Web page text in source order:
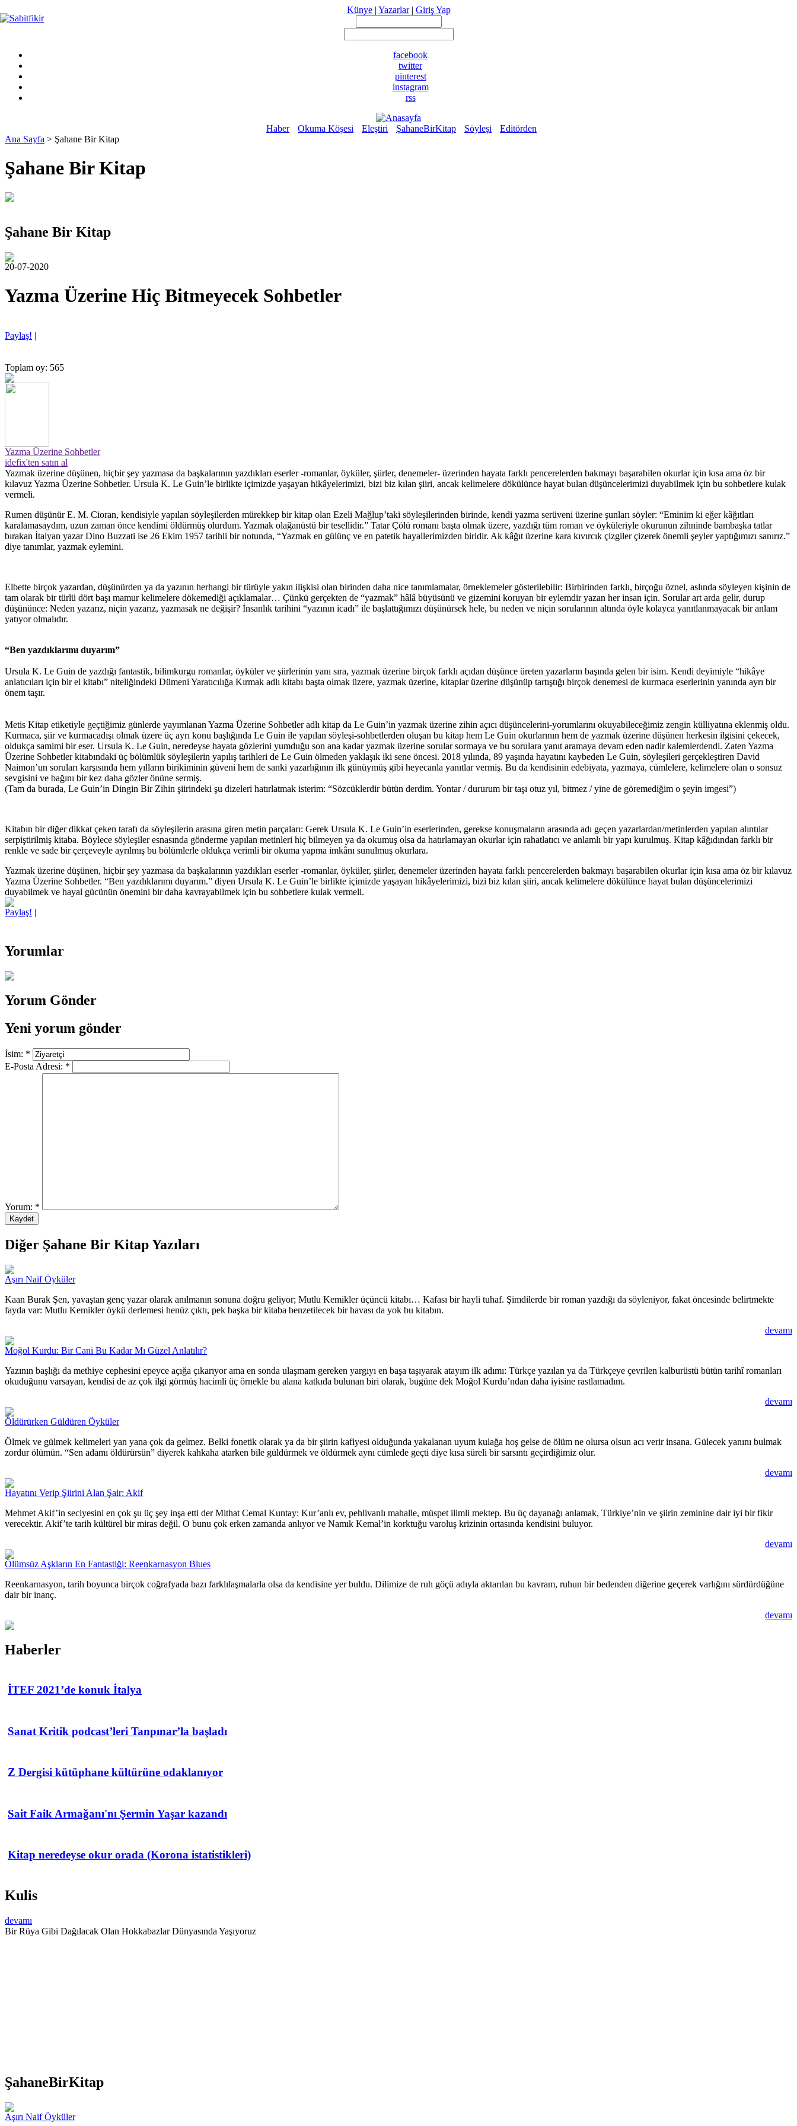
Künye| Yazarlar| Giriş Yap
facebook
twitter
pinterest
instagram
rss
Haber Okuma Köşesi Eleştiri ŞahaneBirKitap Söyleşi
Editörden
Ana Sayfa > Şahane Bir Kitap
Şahane Bir Kitap
Şahane Bir Kitap
20-07-2020
Yazma Üzerine Hiç Bitmeyecek Sohbetler
Paylaş! |
Toplam oy: 565
Yazma Üzerine Sohbetler
idefix'ten satın al
Yazmak üzerine düşünen, hiçbir şey yazmasa da başkalarının yazdıkları eserler -romanlar, öyküler, şiirler, denemeler- üzerinden hayata farklı pencerelerden bakmayı başarabilen okurlar için kısa ama öz bir
kılavuz Yazma Üzerine Sohbetler. Ursula K. Le Guin’le birlikte içimizde yaşayan hikâyelerimizi, bizi biz kılan şiiri, ancak kelimelere dökülünce hayat bulan düşüncelerimizi duyabilmek için bu sohbetlere kulak
vermeli.
Rumen düşünür E. M. Cioran, kendisiyle yapılan söyleşilerden mürekkep bir kitap olan Ezeli Mağlup’taki söyleşilerinden birinde, kendi yazma serüveni üzerine şunları söyler: “Eminim ki eğer kâğıtları
karalamasaydım, uzun zaman önce kendimi öldürmüş olurdum. Yazmak olağanüstü bir tesellidir.” Tatar Çölü romanı başta olmak üzere, yazdığı tüm roman ve öyküleriyle okurunun zihninde bambaşka tatlar
bırakan İtalyan yazar Dino Buzzati ise 26 Ekim 1957 tarihli bir notunda, “Yazmak en gülünç ve en patetik hayallerimizden biridir. Ak kâğıt üzerine kara kıvırcık çizgiler çizerek önemli şeyler yaptığımızı sanırız.”
diye tanımlar, yazmak eylemini.
Elbette birçok yazardan, düşünürden ya da yazının herhangi bir türüyle yakın ilişkisi olan birinden daha nice tanımlamalar, örneklemeler gösterilebilir: Birbirinden farklı, birçoğu öznel, aslında söyleyen kişinin de
tam olarak bir türlü dört başı mamur kelimelere dökemediği açıklamalar… Çünkü gerçekten de “yazmak” hâlâ büyüsünü ve gizemini koruyan bir eylemdir yazan her insan için. Sorular art arda gelir, durup
düşününce: Neden yazarız, niçin yazarız, yazmasak ne değişir? İnsanlık tarihini “yazının icadı” ile başlattığımızı düşünürsek hele, bu neden ve niçin sorularının altında öyle kolayca yanıtlanmayacak bir anlam
yatıyor olmalıdır.
“Ben yazdıklarımı duyarım”
Ursula K. Le Guin de yazdığı fantastik, bilimkurgu romanlar, öyküler ve şiirlerinin yanı sıra, yazmak üzerine birçok farklı açıdan düşünce üreten yazarların başında gelen bir isim. Kendi deyimiyle “hikâye
anlatıcıları için bir el kitabı” niteliğindeki Dümeni Yaratıcılığa Kırmak adlı kitabı başta olmak üzere, yazmak üzerine, kitaplar üzerine düşünüp tartıştığı birçok denemesi de kurmaca eserlerinin yanında ayrı bir
önem taşır.
Metis Kitap etiketiyle geçtiğimiz günlerde yayımlanan Yazma Üzerine Sohbetler adlı kitap da Le Guin’in yazmak üzerine zihin açıcı düşüncelerini-yorumlarını okuyabileceğimiz zengin külliyatına eklenmiş oldu.
Kurmaca, şiir ve kurmacadışı olmak üzere üç ayrı konu başlığında Le Guin ile yapılan söyleşi-sohbetlerden oluşan bu kitap hem Le Guin okurlarının hem de yazmak üzerine düşünen herkesin ilgisini çekecek,
oldukça samimi bir eser. Ursula K. Le Guin, neredeyse hayata gözlerini yumduğu son ana kadar yazmak üzerine sorular sormaya ve bu sorulara yanıt aramaya devam eden nadir kalemlerdendi. Zaten Yazma
Üzerine Sohbetler kitabındaki üç bölümlük söyleşilerin yapılış tarihleri de Le Guin ölmeden yaklaşık iki sene öncesi. 2018 yılında, 89 yaşında hayatını kaybeden Le Guin, söyleşileri gerçekleştiren David
Naimon’un soruları karşısında hem yılların birikiminin güveni hem de sanki yazarlığının ilk günüymüş gibi heyecanla yanıtlar vermiş. Bu da kendisinin edebiyata, yazmaya, cümlelere, kelimelere olan o sonsuz
sevgisini ve bağını bir kez daha gözler önüne sermiş.
(Tam da burada, Le Guin’in Dingin Bir Zihin şiirindeki şu dizeleri hatırlatmak isterim: “Sözcüklerdir bütün derdim. Yontar / dururum bir taşı otuz yıl, bitmez / yine de göremediğim o şeyin imgesi”)
Kitabın bir diğer dikkat çeken tarafı da söyleşilerin arasına giren metin parçaları: Gerek Ursula K. Le Guin’in eserlerinden, gerekse konuşmaların arasında adı geçen yazarlardan/metinlerden yapılan alıntılar
serpiştirilmiş kitaba. Böylece söyleşiler esnasında gönderme yapılan metinleri hiç bilmeyen ya da okumuş olsa da hatırlamayan okurlar için rahatlatıcı ve anlamlı bir yapı kurulmuş. Kitap kâğıdından farklı bir
renkle ve sade bir çerçeveyle ayrılmış bu bölümlerle oldukça verimli bir okuma yapma imkânı sunulmuş okurlara.
Yazmak üzerine düşünen, hiçbir şey yazmasa da başkalarının yazdıkları eserler -romanlar, öyküler, şiirler, denemeler üzerinden hayata farklı pencerelerden bakmayı başarabilen okurlar için kısa ama öz bir kılavuz
Yazma Üzerine Sohbetler. “Ben yazdıklarımı duyarım.” diyen Ursula K. Le Guin’le birlikte içimizde yaşayan hikâyelerimizi, bizi biz kılan şiiri, ancak kelimelere dökülünce hayat bulan düşüncelerimizi
duyabilmek ve hayal gücünün önemini bir daha kavrayabilmek için bu sohbetlere kulak vermeli.
Paylaş! |
Yorumlar
Yorum Gönder
Yeni yorum gönder
İsim: *
E-Posta Adresi: *
Yorum: *
Diğer Şahane Bir Kitap Yazıları
Aşırı Naif Öyküler
Kaan Burak Şen, yavaştan genç yazar olarak anılmanın sonuna doğru geliyor; Mutlu Kemikler üçüncü kitabı… Kafası bir hayli tuhaf. Şimdilerde bir roman yazdığı da söyleniyor, fakat öncesinde belirtmekte
fayda var: Mutlu Kemikler öykü derlemesi henüz çıktı, pek başka bir kitaba benzetilecek bir havası da yok bu kitabın.
devamı
Moğol Kurdu: Bir Cani Bu Kadar Mı Güzel Anlatılır?
Yazının başlığı da methiye cephesini epeyce açığa çıkarıyor ama en sonda ulaşmam gereken yargıyı en başa taşıyarak atayım ilk adımı: Türkçe yazılan ya da Türkçeye çevrilen kalburüstü bütün tarihî romanları
okuduğunu varsayan, kendisi de az çok ilgi görmüş hacimli üç örnekle bu alana katkıda bulunan biri olarak, bugüne dek Moğol Kurdu’ndan daha iyisine rastlamadım.
devamı
Öldürürken Güldüren Öyküler
Ölmek ve gülmek kelimeleri yan yana çok da gelmez. Belki fonetik olarak ya da bir şiirin kafiyesi olduğunda yakalanan uyum kulağa hoş gelse de ölüm ne olursa olsun acı verir insana. Gülecek yanını bulmak
zordur ölümün. “Sen adamı öldürürsün” diyerek kahkaha atarken bile güldürmek ve öldürmek aynı cümlede geçti diye kısa süreli bir sarsıntı geçirdiğimiz olur.
devamı
Hayatını Verip Şiirini Alan Şair: Akif
Mehmet Akif’in seciyesini en çok şu üç şey inşa etti der Mithat Cemal Kuntay: Kur’anlı ev, pehlivanlı mahalle, müspet ilimli mektep. Bu üç dayanağı anlamak, Türkiye’nin ve şiirin zeminine dair iyi bir fikir
verecektir. Akif’te tarih kültürel bir miras değil. O bunu çok erken zamanda anlıyor ve Namık Kemal’in korktuğu varoluş krizinin ortasında kendisini buluyor.
devamı
Ölümsüz Aşkların En Fantastiği: Reenkarnasyon Blues
Reenkarnasyon, tarih boyunca birçok coğrafyada bazı farklılaşmalarla olsa da kendisine yer buldu. Dilimize de ruh göçü adıyla aktarılan bu kavram, ruhun bir bedenden diğerine geçerek varlığını sürdürdüğüne
dair bir inanç.
devamı
Haberler
İTEF 2021’de konuk İtalya
Sanat Kritik podcast’leri Tanpınar’la başladı
Z Dergisi kütüphane kültürüne odaklanıyor
Sait Faik Armağanı'nı Şermin Yaşar kazandı
Kitap neredeyse okur orada (Korona istatistikleri)
Kulis
devamı
Bir Rüya Gibi Dağılacak Olan Hokkabazlar Dünyasında Yaşıyoruz
ŞahaneBirKitap
Aşırı Naif Öyküler